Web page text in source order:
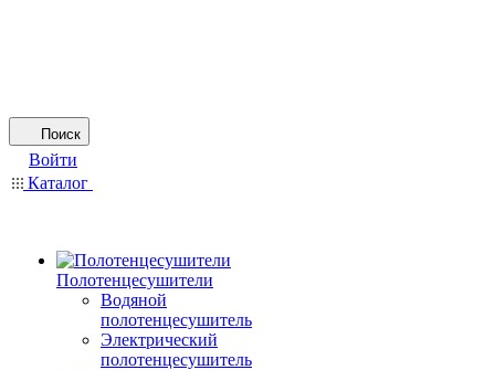
Поиск
Войти
Каталог
Полотенцесушители
Водяной
полотенцесушитель
Электрический
полотенцесушитель